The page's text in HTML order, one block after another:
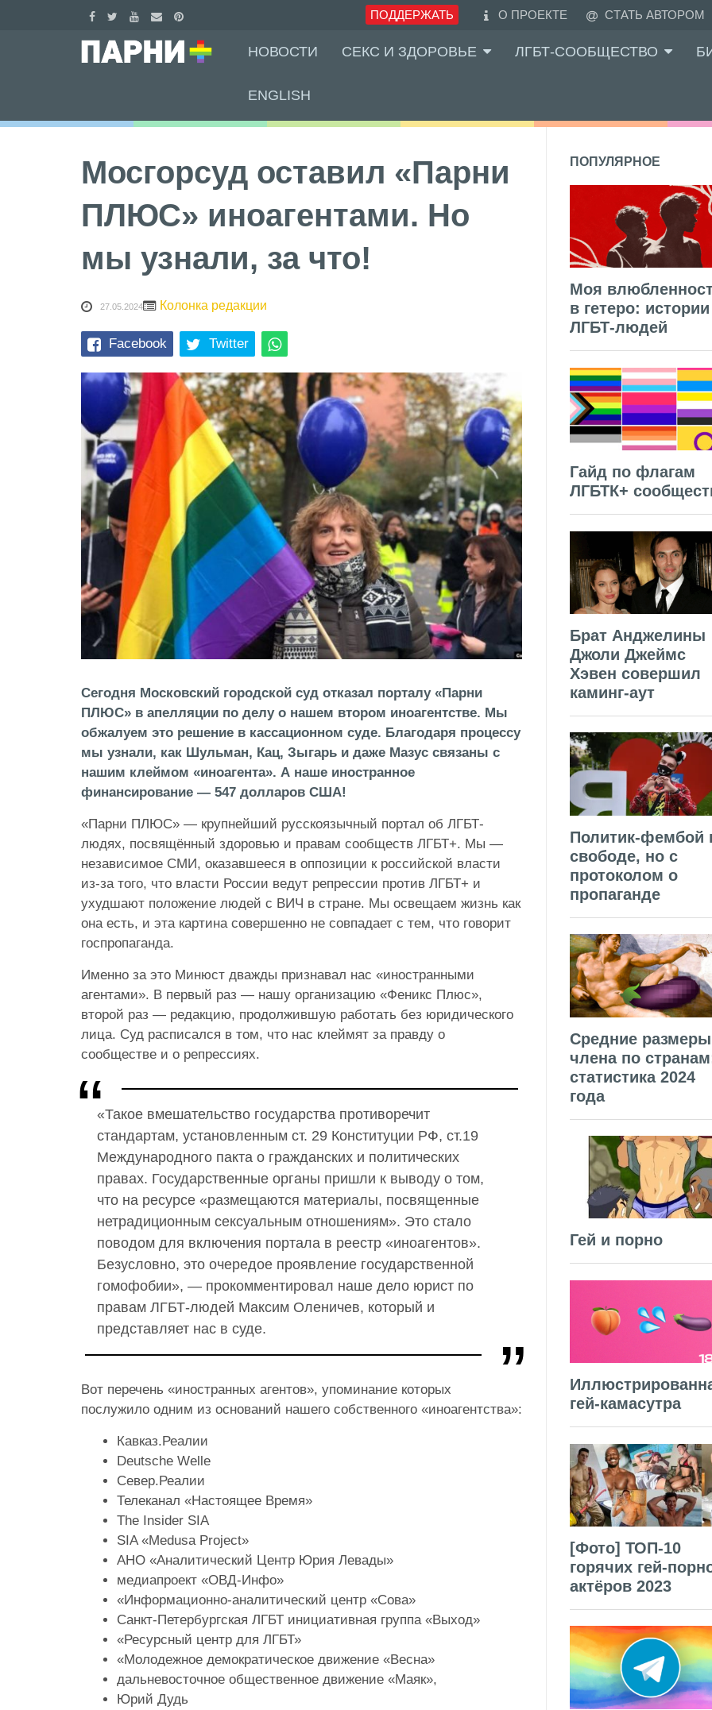
ПОДДЕРЖАТЬ О ПРОЕКТЕ СТАТЬ АВТОРОМ
НОВОСТИ СЕКС И ЗДОРОВЬЕ ЛГБТ-СООБЩЕСТВО
ENGLISH
Мосгорсуд оставил «Парни
ПЛЮС» иноагентами. Но
мы узнали, за что!
27.05.2024 Колонка редакции
Facebook Twitter
Сегодня Московский городской суд отказал порталу «Парни
ПЛЮС» в апелляции по делу о нашем втором иноагентстве. Мы
обжалуем это решение в кассационном суде. Благодаря процессу
мы узнали, как Шульман, Кац, Зыгарь и даже Мазус связаны с
нашим клеймом «иноагента». А наше иностранное
финансирование — 547 долларов США!
«Парни ПЛЮС» — крупнейший русскоязычный портал об ЛГБТ-
людях, посвящённый здоровью и правам сообществ ЛГБТ+. Мы —
независимое СМИ, оказавшееся в оппозиции к российской власти
из-за того, что власти России ведут репрессии против ЛГБТ+ и
ухудшают положение людей с ВИЧ в стране. Мы освещаем жизнь как
она есть, и эта картина совершенно не совпадает с тем, что говорит
госпропаганда.
Именно за это Минюст дважды признавал нас «иностранными
агентами». В первый раз — нашу организацию «Феникс Плюс»,
второй раз — редакцию, продолжившую работать без юридического
лица. Суд расписался в том, что нас клеймят за правду о
сообществе и о репрессиях.
«Такое вмешательство государства противоречит
стандартам, установленным ст. 29 Конституции РФ, ст.19
Международного пакта о гражданских и политических
правах. Государственные органы пришли к выводу о том,
что на ресурсе «размещаются материалы, посвященные
нетрадиционным сексуальным отношениям». Это стало
поводом для включения портала в реестр «иноагентов».
Безусловно, это очередое проявление государственной
гомофобии», — прокомментировал наше дело юрист по
правам ЛГБТ-людей Максим Оленичев, который и
представляет нас в суде.
Вот перечень «иностранных агентов», упоминание которых
послужило одним из оснований нашего собственного «иноагентства»:
Кавказ.Реалии
Deutsche Welle
Север.Реалии
Телеканал «Настоящее Время»
The Insider SIA
SIA «Medusa Project»
АНО «Аналитический Центр Юрия Левады»
медиапроект «ОВД-Инфо»
«Информационно-аналитический центр «Сова»
Санкт-Петербургская ЛГБТ инициативная группа «Выход»
«Ресурсный центр для ЛГБТ»
«Молодежное демократическое движение «Весна»
дальневосточное общественное движение «Маяк»,
Юрий Дудь
ПОПУЛЯРНОЕ
Моя
в гетеро: истории
ЛГБТ-людей
Гайд по флагам
ЛГБТК+
Брат Анджелины
Джоли Джеймс
Хэвен совершил
каминг-аут
Политик-фембой
свободе, но с
протоколом о
пропаганде
Средние размеры
члена по
статистика 2024
года
Гей и порно
гей-камасутра
[Фото] ТОП-10
горячих гей-
актёров 2023